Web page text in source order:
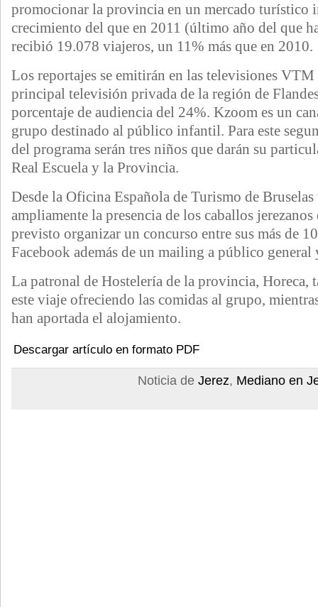
promocionar la provincia en un mercado turístico
crecimiento del que en 2011 (último año del que
recibió 19.078 viajeros, un 11% más que en 2010.
Los reportajes se emitirán en las televisiones
principal televisión privada de la región de
porcentaje de audiencia del 24%. Kzoom es un
grupo destinado al público infantil. Para este
del programa serán tres niños que darán su
Real Escuela y la Provincia.
Desde la Oficina Española de Turismo de
ampliamente la presencia de los caballos
previsto organizar un concurso entre sus más de
Facebook además de un mailing a público general
La patronal de Hostelería de la provincia, Horeca,
este viaje ofreciendo las comidas al grupo,
han aportada el alojamiento.
Descargar artículo en formato PDF
Noticia de Jerez, Mediano en